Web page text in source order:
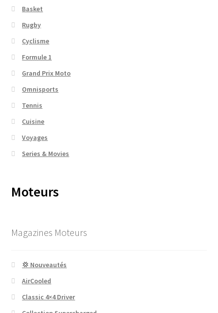
Basket
Rugby
Cyclisme
Formule 1
Grand Prix Moto
Omnisports
Tennis
Cuisine
Voyages
Series & Movies
Moteurs
Magazines Moteurs
💢 Nouveautés
AirCooled
Classic 4×4 Driver